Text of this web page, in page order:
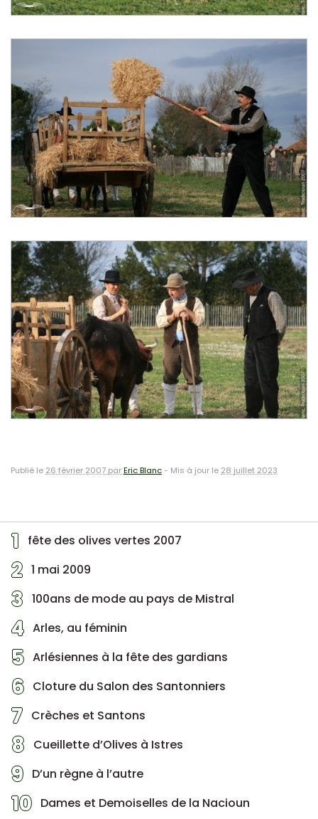
1 fête des olives vertes 2007
2 1 mai 2009
3 100ans de mode au pays de Mistral
4 Arles, au féminin
5 Arlésiennes à la fête des gardians
6 Cloture du Salon des Santonniers
7 Crèches et Santons
8 Cueillette d’Olives à Istres
9 D’un règne à l’autre
10 Dames et Demoiselles de la Nacioun
Publié le 26 février 2007 parEric Blanc- Mis à jour le 28 juillet 2023